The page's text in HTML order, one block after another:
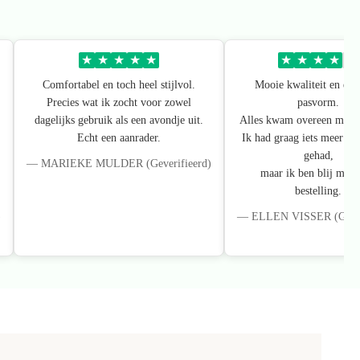
★ ★ ★ ★ ★
Comfortabel en toch heel stijlvol.
Precies wat ik zocht voor zowel
dagelijks gebruik als een avondje uit.
Echt een aanrader.
— MARIEKE MULDER (Geverifieerd)
★ ★ ★ ★
Mooie kwaliteit en
pasvorm.
Alles kwam overeen met
Ik had graag iets meer
gehad,
maar ik ben blij met
bestelling.
— ELLEN VISSER